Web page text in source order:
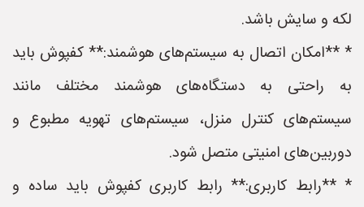
لکه و سایش باشد.
* **امکان اتصال به سیستم‌های هوشمند:** کفپوش باید
به راحتی به دستگاه‌های هوشمند مختلف مانند
سیستم‌های کنترل منزل، سیستم‌های تهویه مطبوع و
دوربین‌های امنیتی متصل شود.
* **رابط کاربری:** رابط کاربری کفپوش باید ساده و